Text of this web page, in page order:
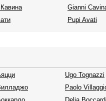
Gianni
Pupi Avati
Ugo Tognazzi
Paolo